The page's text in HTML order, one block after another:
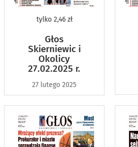
tylko2,46 zł
Głos
Skierniewic i
Okolicy
27.02.2025 r.
27 lutego 2025